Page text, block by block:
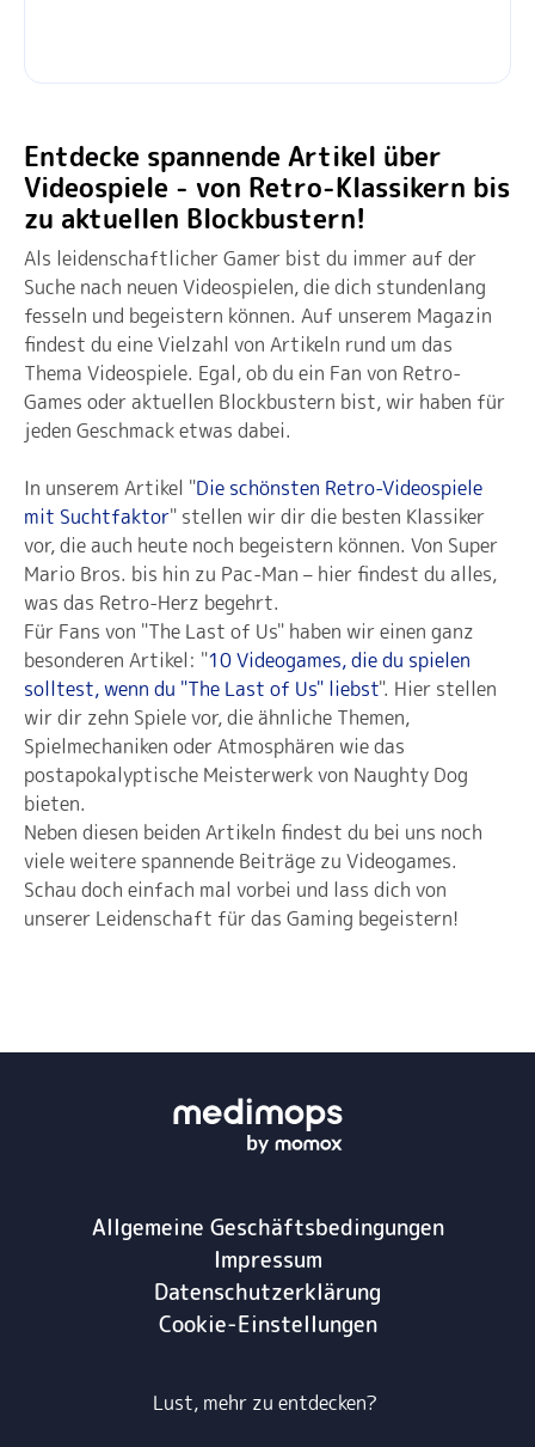
Entdecke spannende Artikel über
Videospiele - von Retro-Klassikern bis
zu aktuellen Blockbustern!
Als leidenschaftlicher Gamer bist du immer auf der
Suche nach neuen Videospielen, die dich stundenlang
fesseln und begeistern können. Auf unserem Magazin
findest du eine Vielzahl von Artikeln rund um das
Thema Videospiele. Egal, ob du ein Fan von Retro-
Games oder aktuellen Blockbustern bist, wir haben für
jeden Geschmack etwas dabei.
In unserem Artikel "Die schönsten Retro-Videospiele
mit Suchtfaktor" stellen wir dir die besten Klassiker
vor, die auch heute noch begeistern können. Von Super
Mario Bros. bis hin zu Pac-Man – hier findest du alles,
was das Retro-Herz begehrt.
Für Fans von "The Last of Us" haben wir einen ganz
besonderen Artikel: "10 Videogames, die du spielen
solltest, wenn du "The Last of Us" liebst". Hier stellen
wir dir zehn Spiele vor, die ähnliche Themen,
Spielmechaniken oder Atmosphären wie das
postapokalyptische Meisterwerk von Naughty Dog
bieten.
Neben diesen beiden Artikeln findest du bei uns noch
viele weitere spannende Beiträge zu Videogames.
Schau doch einfach mal vorbei und lass dich von
unserer Leidenschaft für das Gaming begeistern!
Allgemeine Geschäftsbedingungen
Impressum
Datenschutzerklärung
Cookie-Einstellungen
Lust, mehr zu entdecken?